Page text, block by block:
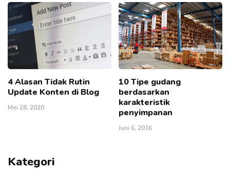
4 Alasan Tidak Rutin
Update Konten di Blog
Mei 28, 2020
10 Tipe gudang
berdasarkan
karakteristik
penyimpanan
Juni 6, 2016
Kategori